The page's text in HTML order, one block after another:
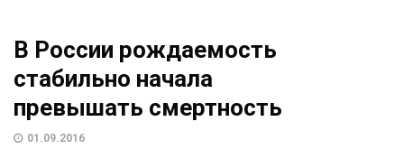
В России рождаемость
стабильно начала
превышать смертность
01.09.2016